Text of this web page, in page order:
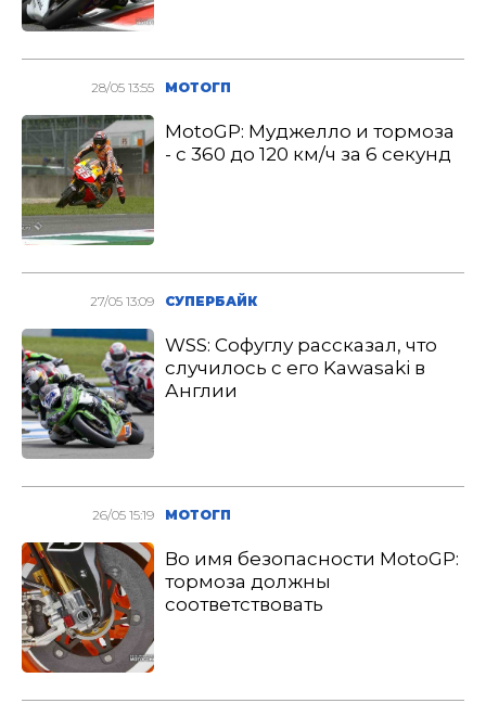
28/05 13:55 МОТОГП
MotoGP: Муджелло и тормоза
- с 360 до 120 км/ч за 6 секунд
27/05 13:09 СУПЕРБАЙК
WSS: Софуглу рассказал, что
случилось с его Kawasaki в
Англии
26/05 15:19 МОТОГП
Во имя безопасности MotoGP:
тормоза должны
соответствовать